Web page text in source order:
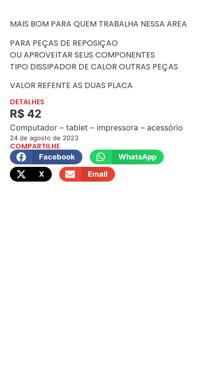
MAIS BOM PARA QUEM TRABALHA NESSA AREA
PARA PEÇAS DE REPOSIÇAO
OU APROVEITAR SEUS COMPONENTES
TIPO DISSIPADOR DE CALOR OUTRAS PEÇAS
VALOR REFENTE AS DUAS PLACA
DETALHES
R$ 42
Computador – tablet – impressora – acessório
24 de agosto de 2023
COMPARTILHE
Facebook
WhatsApp
X
Email